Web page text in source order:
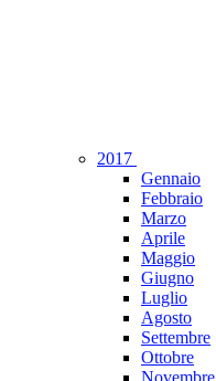
2017
Gennaio
Febbraio
Marzo
Aprile
Maggio
Giugno
Luglio
Agosto
Settembre
Ottobre